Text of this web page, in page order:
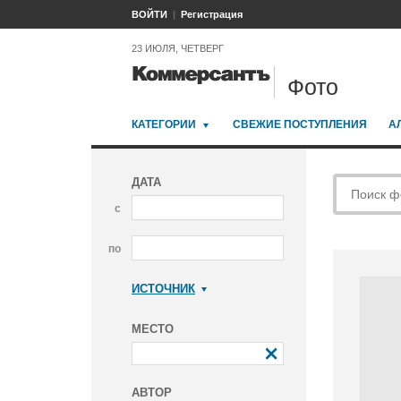
ВОЙТИ Регистрация
23 ИЮЛЯ, ЧЕТВЕРГ
Фото
КАТЕГОРИИ СВЕЖИЕ ПОСТУПЛЕНИЯ
ДАТА
с
по
ИСТОЧНИК
МЕСТО
АВТОР